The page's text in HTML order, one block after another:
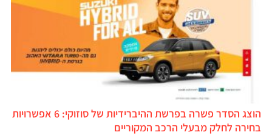
הוצג הסדר פשרה בפרשת ההיברידיות של סוזוקי: 6 אפשרויות
בחירה לחלק מבעלי הרכב המקוריים